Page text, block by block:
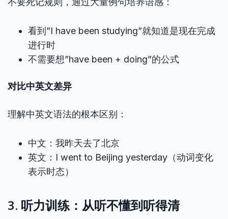
看到”I have been studying”就知道是现在完成
进行时
不需要想”have been + doing”的公式
对比中英文差异
理解中英文语法的根本区别：
中文：我昨天去了北京
英文：I went to Beijing yesterday（动词变化
表示时态）
3. 听力训练：从听不懂到听得清